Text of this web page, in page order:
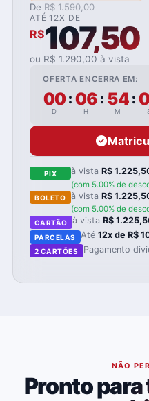
De R$ 1.590,00
ATÉ 12X DE
R$107,50
ou R$ 1.290,00 à vista
OFERTA ENCERRA EM:
00
D
: 06
H
: 53
M
:
PIX à vistaR$
(com 5.00% de
BOLETO à vistaR$
(com 5.00% de
CARTÃO à vista R$
PARCELAS Até12x de R$
2 CARTÕES Pagamento
NÃO
Pronto